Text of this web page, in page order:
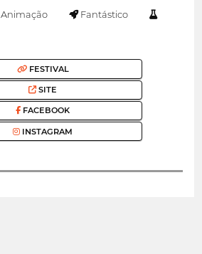
Animação
Fantástico
FESTIVAL
SITE
FACEBOOK
INSTAGRAM